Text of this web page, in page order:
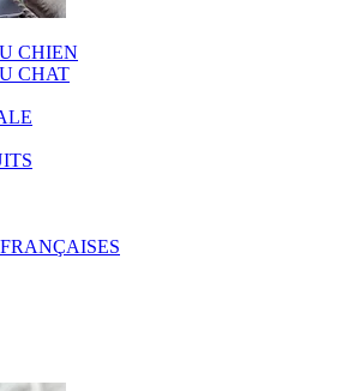
CHIEN
CHAT